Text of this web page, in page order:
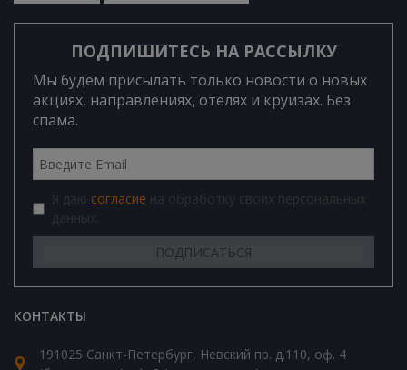
ПОДПИШИТЕСЬ НА РАССЫЛКУ
Мы будем присылать только новости о новых
акциях, направлениях, отелях и круизах. Без
спама.
Я даю согласие на обработку своих персональных
данных.
КОНТАКТЫ
191025 Санкт-Петербург, Невский пр. д.110, оф. 4